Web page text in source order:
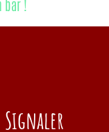
bar !
Signaler